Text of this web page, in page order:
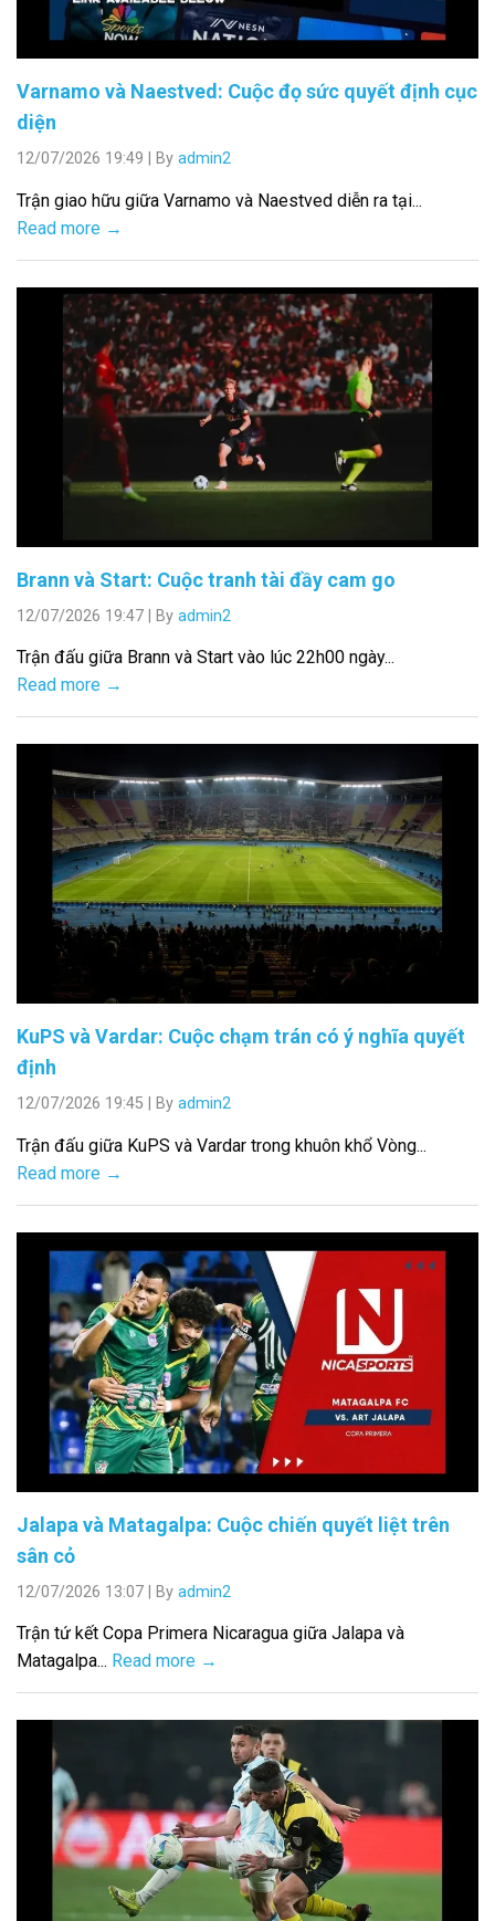
Varnamo và Naestved: Cuộc đọ sức quyết định cục
diện
12/07/2026 19:49 By admin2
Trận giao hữu giữa Varnamo và Naestved diễn ra tại...
Read more →
Brann và Start: Cuộc tranh tài đầy cam go
12/07/2026 19:47 By admin2
Trận đấu giữa Brann và Start vào lúc 22h00 ngày...
Read more →
KuPS và Vardar: Cuộc chạm trán có ý nghĩa quyết
định
12/07/2026 19:45 By admin2
Trận đấu giữa KuPS và Vardar trong khuôn khổ Vòng...
Read more →
Jalapa và Matagalpa: Cuộc chiến quyết liệt trên
sân cỏ
12/07/2026 13:07 By admin2
Trận tứ kết Copa Primera Nicaragua giữa Jalapa và
Matagalpa... Read more →